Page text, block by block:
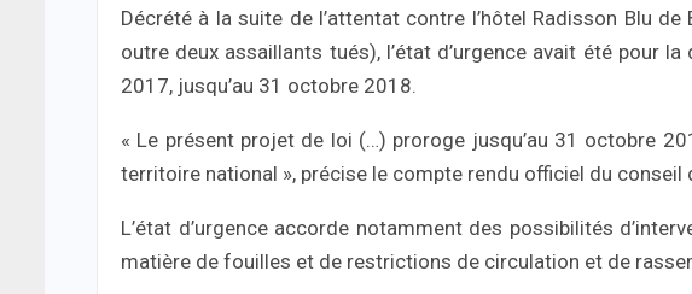
Décrété à la suite de l’attentat contre l’hôtel Radisson Blu
outre deux assaillants tués), l’état d’urgence avait été pour
2017, jusqu’au 31 octobre 2018.
« Le présent projet de loi (…) proroge jusqu’au 31 octobre
territoire national », précise le compte rendu officiel du conseil
L’état d’urgence accorde notamment des possibilités
matière de fouilles et de restrictions de circulation et de